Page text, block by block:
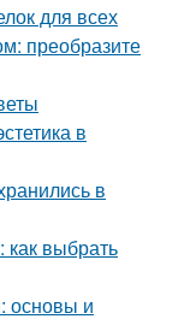
для всех
преобразите
в
в
выбрать
основы и